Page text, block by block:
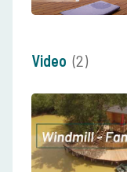
Video (2)